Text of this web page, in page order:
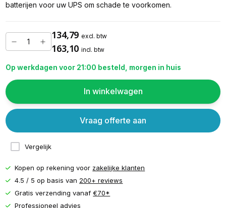
batterijen voor uw UPS om schade te voorkomen.
134,79 excl. btw
163,10 incl. btw
Op werkdagen voor 21:00 besteld, morgen in huis
In winkelwagen
Vergelijk
Vraag offerte aan
Kopen op rekening voor zakelijke klanten
4.5 / 5 op basis van 200+ reviews
Gratis verzending vanaf€70*
Professioneel advies